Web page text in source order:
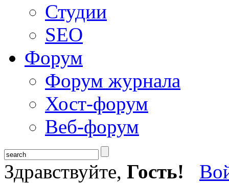
Студии
SEO
Форум
Форум журнала
Хост-форум
Веб-форум
Здравствуйте, Гость!